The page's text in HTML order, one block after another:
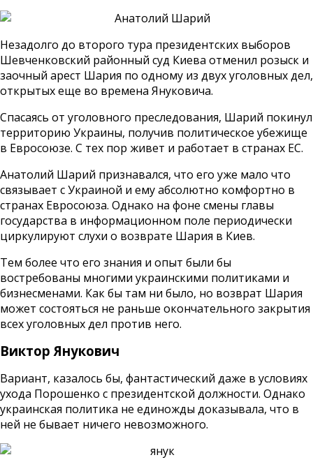
Незадолго до второго тура президентских выборов
Шевченковский районный суд Киева отменил розыск и
заочный арест Шария по одному из двух уголовных дел,
открытых еще во времена Януковича.
Спасаясь от уголовного преследования, Шарий покинул
территорию Украины, получив политическое убежище
в Евросоюзе. С тех пор живет и работает в странах ЕС.
Анатолий Шарий признавался, что его уже мало что
связывает с Украиной и ему абсолютно комфортно в
странах Евросоюза. Однако на фоне смены главы
государства в информационном поле периодически
циркулируют слухи о возврате Шария в Киев.
Тем более что его знания и опыт были бы
востребованы многими украинскими политиками и
бизнесменами. Как бы там ни было, но возврат Шария
может состояться не раньше окончательного закрытия
всех уголовных дел против него.
Виктор Янукович
Вариант, казалось бы, фантастический даже в условиях
ухода Порошенко с президентской должности. Однако
украинская политика не единожды доказывала, что в
ней не бывает ничего невозможного.